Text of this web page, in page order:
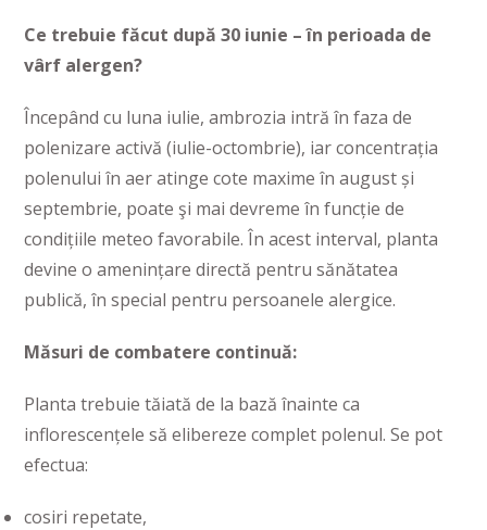
Ce trebuie făcut după 30 iunie – în perioada de
vârf alergen?
Începând cu luna iulie, ambrozia intră în faza de
polenizare activă (iulie-octombrie), iar concentrația
polenului în aer atinge cote maxime în august și
septembrie, poate şi mai devreme în funcție de
condițiile meteo favorabile. În acest interval, planta
devine o amenințare directă pentru sănătatea
publică, în special pentru persoanele alergice.
Măsuri de combatere continuă:
Planta trebuie tăiată de la bază înainte ca
inflorescențele să elibereze complet polenul. Se pot
efectua:
cosiri repetate,